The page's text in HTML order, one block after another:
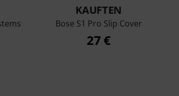
KAUFTEN
Bose S1 Pro Slip Cover
27 €